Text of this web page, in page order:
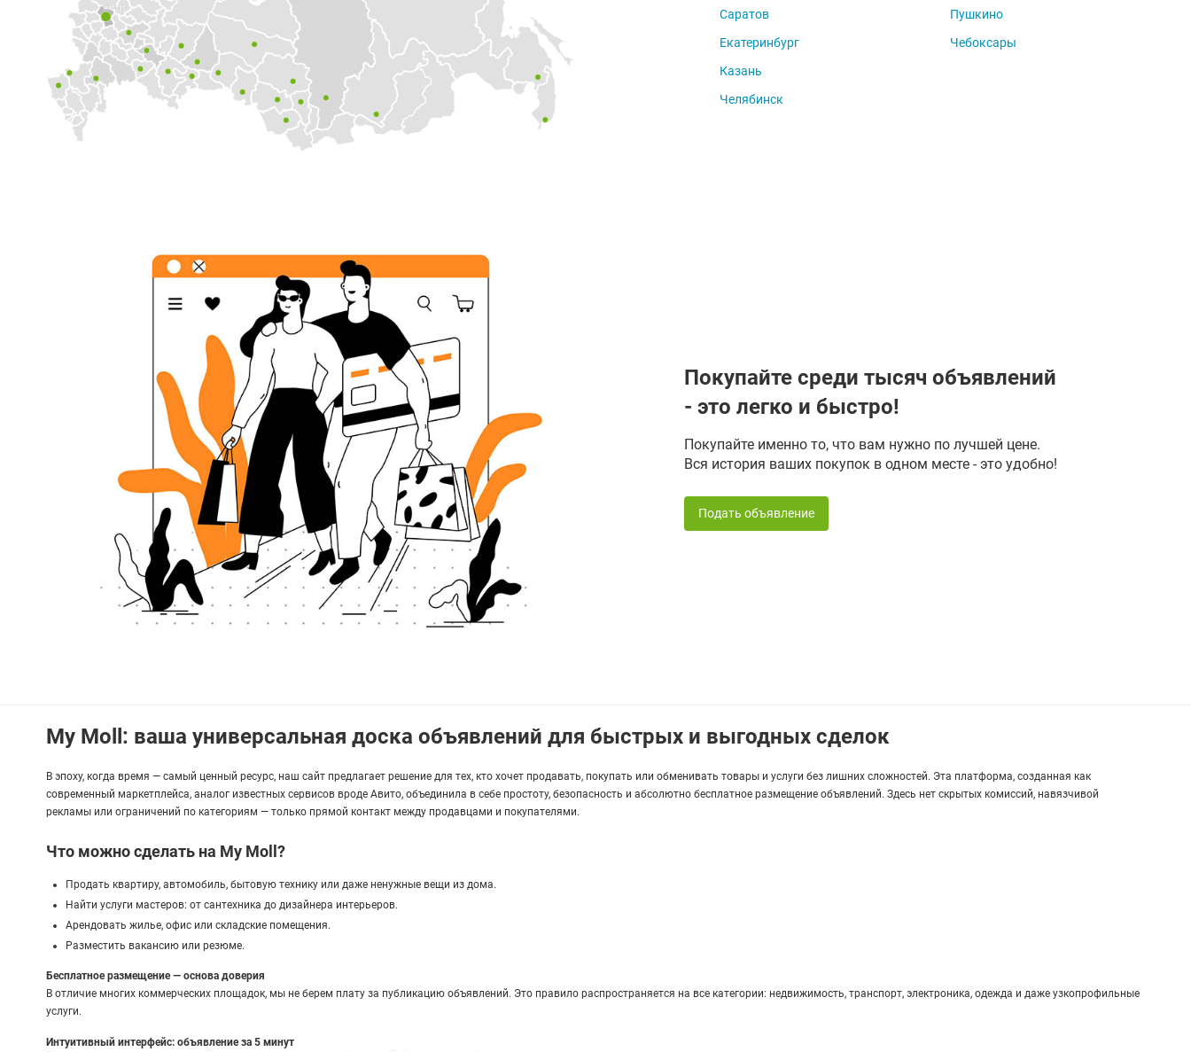
Москва
Саратов
Екатеринбург
Казань
Челябинск
Пушкино
Чебоксары
Покупайте среди тысяч объявлений
- это легко и быстро!
Покупайте именно то, что вам нужно по лучшей цене.
Вся история ваших покупок в одном месте - это удобно!
Подать объявление
My Moll: ваша универсальная доска объявлений для быстрых и выгодных сделок
В эпоху, когда время — самый ценный ресурс, наш сайт предлагает решение для тех, кто хочет продавать, покупать или обменивать товары и услуги без лишних сложностей. Эта платформа, созданная как
современный маркетплейса, аналог известных сервисов вроде Авито, объединила в себе простоту, безопасность и абсолютно бесплатное размещение объявлений. Здесь нет скрытых комиссий, навязчивой
рекламы или ограничений по категориям — только прямой контакт между продавцами и покупателями.
Что можно сделать на My Moll?
Продать квартиру, автомобиль, бытовую технику или даже ненужные вещи из дома.
Найти услуги мастеров: от сантехника до дизайнера интерьеров.
Арендовать жилье, офис или складские помещения.
Разместить вакансию или резюме.
Бесплатное размещение — основа доверия
В отличие многих коммерческих площадок, мы не берем плату за публикацию объявлений. Это правило распространяется на все категории: недвижимость, транспорт, электроника, одежда и даже узкопрофильные
услуги.
Интуитивный интерфейс: объявление за 5 минут